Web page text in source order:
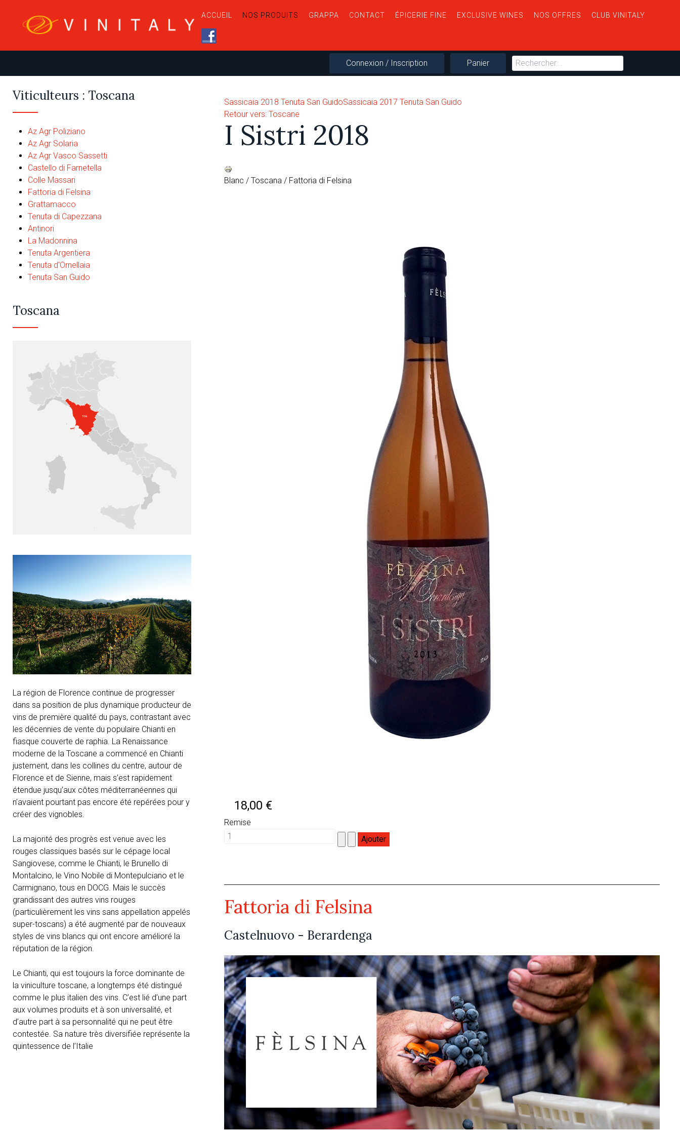
ACCUEIL NOS PRODUITS GRAPPA CONTACT ÉPICERIE FINE EXCLUSIVE WINES NOS OFFRES CLUB VINITALY
Connexion / Inscription Panier
Sassicaia 2018 Tenuta San GuidoSassicaia 2017 Tenuta San Guido
Retour vers: Toscane
I Sistri 2018
Blanc / Toscana / Fattoria di Felsina
18,00 €
Remise
Fattoria di Felsina
Castelnuovo - Berardenga
Viticulteurs : Toscana
Az Agr Poliziano
Az Agr Solaria
Az Agr Vasco Sassetti
Castello di Farnetella
Colle Massari
Fattoria di Felsina
Grattamacco
Tenuta di Capezzana
Antinori
La Madonnina
Tenuta Argentiera
Tenuta d'Ornellaia
Tenuta San Guido
Toscana
La région de Florence continue de progresser
dans sa position de plus dynamique producteur de
vins de première qualité du pays, contrastant avec
les décennies de vente du populaire Chianti en
fiasque couverte de raphia. La Renaissance
moderne de la Toscane a commencé en Chianti
justement, dans les collines du centre, autour de
Florence et de Sienne, mais s’est rapidement
étendue jusqu’aux côtes méditerranéennes qui
n’avaient pourtant pas encore été repérées pour y
créer des vignobles.
La majorité des progrès est venue avec les
rouges classiques basés sur le cépage local
Sangiovese, comme le Chianti, le Brunello di
Montalcino, le Vino Nobile di Montepulciano et le
Carmignano, tous en DOCG. Mais le succès
grandissant des autres vins rouges
(particulièrement les vins sans appellation appelés
super-toscans) a été augmenté par de nouveaux
styles de vins blancs qui ont encore amélioré la
réputation de la région.
Le Chianti, qui est toujours la force dominante de
la viniculture toscane, a longtemps été distingué
comme le plus italien des vins. C’est lié d’une part
aux volumes produits et à son universalité, et
d’autre part à sa personnalité qui ne peut être
contestée. Sa nature très diversifiée représente la
quintessence de l’Italie